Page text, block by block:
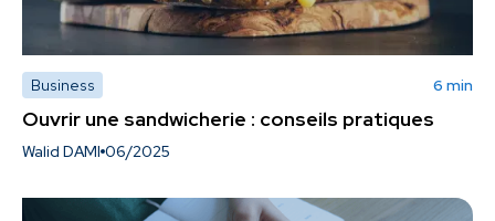
Business 6 min
Ouvrir une sandwicherie : conseils pratiques
Walid DAMI 06/2025